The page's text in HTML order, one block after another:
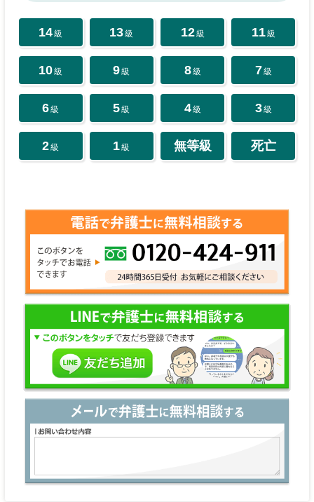
14級 13級 12級 11級
10級 9級 8級 7級
6級 5級 4級 3級
2級 1級 無等級 死亡